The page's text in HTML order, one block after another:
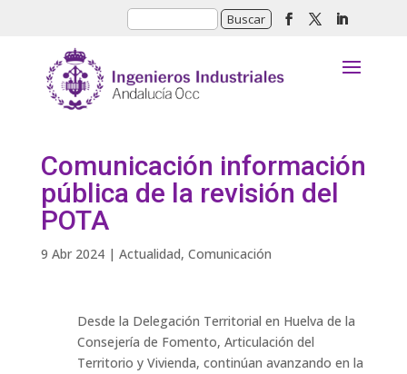
Comunicación información
pública de la revisión del
POTA
9 Abr 2024| Actualidad, Comunicación
Desde la Delegación Territorial en Huelva de la
Consejería de Fomento, Articulación del
Territorio y Vivienda, continúan avanzando en la